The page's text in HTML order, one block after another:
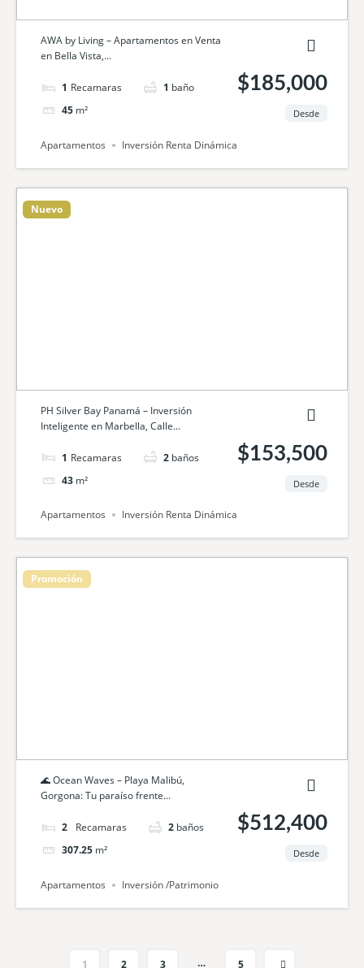
AWA by Living – Apartamentos en Venta
en Bella Vista,...
1 cama 1 baño
45 m²
$185,000
Desde
Apartamentos Inversión Renta Dinámica
Nuevo
PH Silver Bay Panamá – Inversión
Inteligente en Marbella, Calle...
1 cama 2 baños
43 m²
$153,500
Desde
Apartamentos Inversión Renta Dinámica
Promoción
🌊 Ocean Waves – Playa Malibú,
Gorgona: Tu paraíso frente...
2 camas 2 baños
307.25 m²
$512,400
Desde
Apartamentos Inversión /Patrimonio
1 2 3 … 5